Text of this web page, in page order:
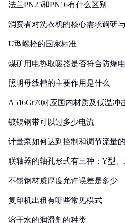
法兰PN25和PN16有什么区别
消费者对洗衣机的核心需求调研
U型螺栓的国家标准
煤矿用电热取暖器是否符合防爆
照明母线槽的主要作用是什么
A516Gr70对应国内材质及低温冲
镀镍钢带可以过多少电流
计量泵如何达到控制和调节流量
联轴器的轴孔形式有三种：Y型、
不锈钢材质厚度允许误差是多少
复印机出租有哪些常见模式
溶于水的润滑剂的种类